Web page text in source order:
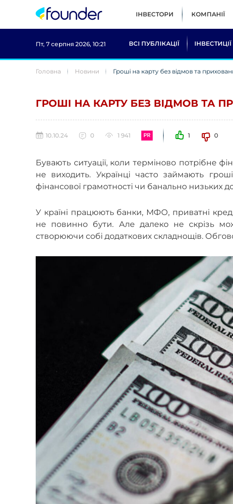
ІНВЕСТОРИ КОМПАНІЇ
Пт, 7 серпня 2026, 10:21 ВСІ ПУБЛІКАЦІЇ ІНВЕСТИЦІЇ
Головна Новини Гроші на карту без відмов та
ГРОШІ НА КАРТУ БЕЗ ВІДМОВ ТА
10.10.24 0 1 941 1 0
Бувають ситуації, коли терміново потрібне
не виходить. Українці часто займають
фінансової грамотності чи банально низьких
У країні працюють банки, МФО, приватні
не повинно бути. Але далеко не скрізь
створюючи собі додаткових складнощів.